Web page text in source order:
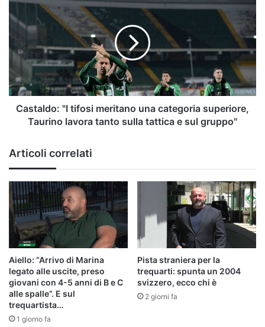
tifosi
meritano
categoria
superiore,
Taurino
lavora
tanto
sul
gruppo"
Castaldo: "I tifosi meritano una categoria superiore,
Taurino lavora tanto sulla tattica e sul gruppo"
Articoli correlati
Aiello: “Arrivo di Marina
legato alle uscite, preso
giovani con 4-5 anni di B e C
alle spalle”. E sul
trequartista…
1 giorno fa
Pista straniera per la
trequarti: spunta un 2004
svizzero, ecco chi è
2 giorni fa